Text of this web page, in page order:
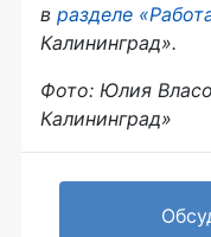
в разделе
Калининград».
Фото: Юлия
Калининград»